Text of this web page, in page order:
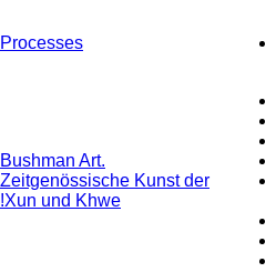
Processes
Bushman Art.
Zeitgenössische Kunst der
!Xun und Khwe